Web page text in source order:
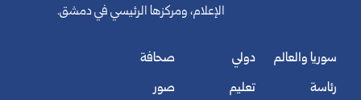
الإعلام، ومركزها الرئيسي في دمشق.
سوريا والعالم
رئاسة
دولي
تعليم
صحافة
صور